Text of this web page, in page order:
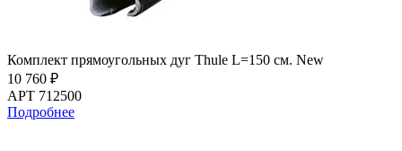
Комплект прямоугольных дуг Thule L=150 см. New
10 760 ₽
АРТ 712500
Подробнее